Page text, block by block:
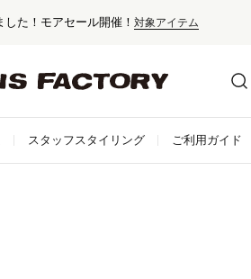
た！モアセール開催！ 対象アイテム
料！
。さらに詳しく
スタッフスタイリング ご利用ガイド